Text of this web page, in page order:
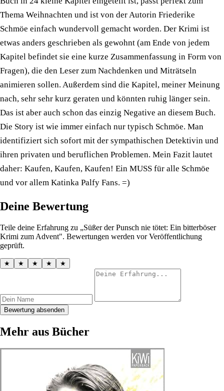
Thema Weihnachten und ist von der Autorin Friederike
Schmöe einfach wundervoll gemacht worden. Der Krimi ist
etwas anders geschrieben als gewohnt (am Ende von jedem
Kapitel befindet sie eine kurze Zusammenfassung in Form von
Fragen), die den Leser zum Nachdenken und Miträtseln
animieren sollen. Außerdem sind die Kapitel, meiner Meinung
nach, sehr sehr kurz geraten und könnten ruhig länger sein.
Das ist aber auch schon das einzig Negative an diesem Buch.
Die Story ist wie immer einfach nur typisch Schmöe. Man
identifiziert sich sofort mit der sympathischen Detektivin und
ihren privaten und beruflichen Problemen. Mein Fazit lautet
daher: Kaufen, Kaufen, Kaufen! Ein MUSS für alle Schmöe
und vor allem Katinka Palfy Fans. =)
Deine Bewertung
Teile deine Erfahrung zu „Süßer der Punsch nie tötet: Ein bitterböser
Krimi zum Advent". Bewertungen werden vor Veröffentlichung
geprüft.
★ ★ ★ ★ ★
Bewertung absenden
Mehr aus Bücher